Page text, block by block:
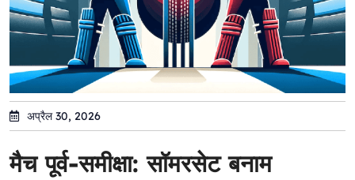
अप्रैल 30, 2026
मैच पूर्व-समीक्षा: सॉमरसेट बनाम